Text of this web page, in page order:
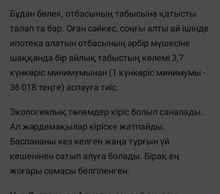
Бұдан бөлек, отбасының табысына қатысты
талап та бар. Оған сәйкес, соңғы алты ай ішінде
ипотека алатын отбасының әрбір мүшесіне
шаққанда бір айлық табыстың көлемі 3,7
күнкөріс минимумынан (1 күнкөріс минимумы -
36 018 теңге) аспауға тиіс.
Экологиялық төлемдер кіріс болып саналады.
Ал жәрдемақылар кіріске жатпайды.
Баспананы кез келген жаңа тұрғын үй
кешенінен сатып алуға болады. Бірақ ең
жоғары сомасы белгіленген.